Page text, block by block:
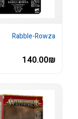
Rabble-Rowza
140.00₪